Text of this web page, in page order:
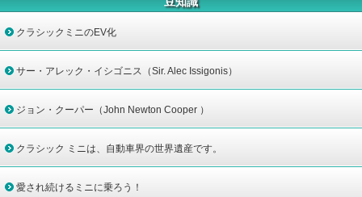
クラシックミニのEV化
サー・アレック・イシゴニス（Sir. Alec Issigonis）
ジョン・クーパー（John Newton Cooper ）
クラシック ミニは、自動車界の世界遺産です。
愛され続けるミニに乗ろう！